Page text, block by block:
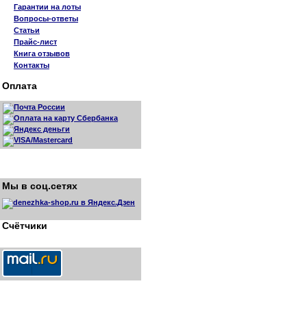
Гарантии на лоты
Вопросы-ответы
Статьи
Прайс-лист
Книга отзывов
Контакты
Оплата
Мы в соц.сетях
Счётчики